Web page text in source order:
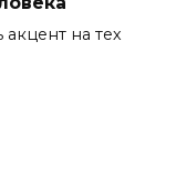
на тех